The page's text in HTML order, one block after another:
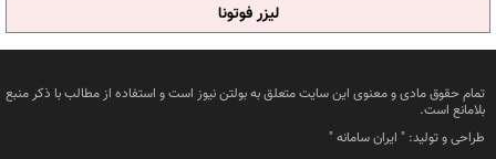
لیزر فوتونا
تمام حقوق مادی و معنوی این سایت متعلق به بولتن نیوز است و استفاده از مطالب با ذکر منبع
بلامانع است.
طراحی و تولید: " ایران سامانه"